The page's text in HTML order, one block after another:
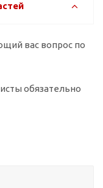
вас вопрос по
обязательно